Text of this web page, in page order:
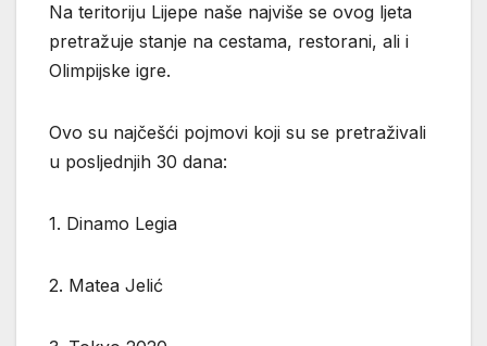
Na teritoriju Lijepe naše najviše se ovog ljeta
pretražuje stanje na cestama, restorani, ali i
Olimpijske igre.
Ovo su najčešći pojmovi koji su se pretraživali
u posljednjih 30 dana:
1. Dinamo Legia
2. Matea Jelić